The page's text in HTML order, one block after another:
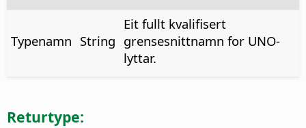
Typenamn String
Eit fullt kvalifisert
grensesnittnamn for UNO-
lyttar.
Returtype: